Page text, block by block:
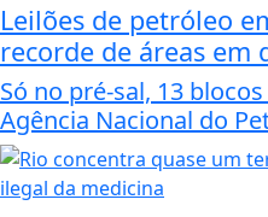
Leilões de petróleo
recorde de áreas em
Só no pré-sal, 13
Agência Nacional do